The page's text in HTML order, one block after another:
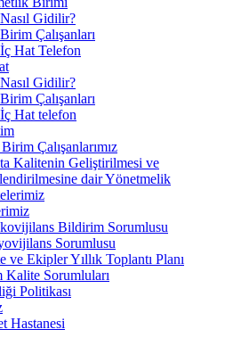
Nasıl Gidilir?
Birim Çalışanları
İç Hat Telefon
Nasıl Gidilir?
Birim Çalışanları
İç Hat telefon
Çalışanlarımız
Kalitenin Geliştirilmesi ve
dair Yönetmelik
Bildirim Sorumlusu
Sorumlusu
ve Ekipler Yıllık Toplantı Planı
Kalite Sorumluları
Politikası
Hastanesi